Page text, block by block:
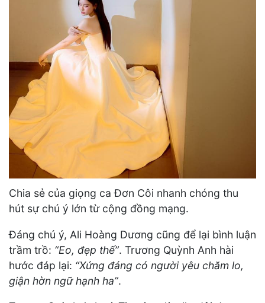
Chia sẻ của giọng ca Đơn Côi nhanh chóng thu
hút sự chú ý lớn từ cộng đồng mạng.
Đáng chú ý, Ali Hoàng Dương cũng để lại bình luận
trầm trồ: “Eo, đẹp thế”. Trương Quỳnh Anh hài
hước đáp lại: “Xứng đáng có người yêu chăm lo,
giận hờn ngữ hạnh ha”.